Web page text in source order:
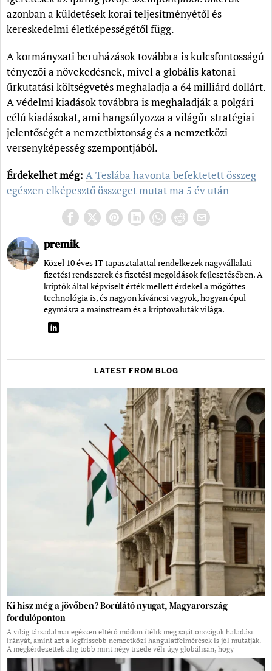
azonban a küldetések korai teljesítményétől és
kereskedelmi életképességétől függ.
A kormányzati beruházások továbbra is kulcsfontosságú
tényezői a növekedésnek, mivel a globális katonai
űrkutatási költségvetés meghaladja a 64 milliárd dollárt.
A védelmi kiadások továbbra is meghaladják a polgári
célú kiadásokat, ami hangsúlyozza a világűr stratégiai
jelentőségét a nemzetbiztonság és a nemzetközi
versenyképesség szempontjából.
Érdekelhet még: A Teslába havonta befektetett összeg
egészen elképesztő összeget mutat ma 5 év után
premik
Közel 10 éves IT tapasztalattal rendelkezek nagyvállalati
fizetési rendszerek és fizetési megoldások fejlesztésében. A
kriptók által képviselt érték mellett érdekel a mögöttes
technológia is, és nagyon kíváncsi vagyok, hogyan épül
egymásra a mainstream és a kriptovaluták világa.
LATEST FROM BLOG
Ki hisz még a jövőben? Borúlátó nyugat, Magyarország
fordulóponton
A világ társadalmai egészen eltérő módon ítélik meg saját országuk haladási
irányát, amint azt a legfrissebb nemzetközi hangulatfelmérések is jól mutatják.
A megkérdezettek alig több mint négy tizede véli úgy globálisan, hogy